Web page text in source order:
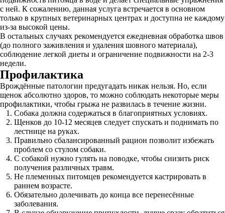
с ней. К сожалению, данная услуга встречается в основном
только в крупных ветеринарных центрах и доступна не каждому
из-за высокой цены.
В остальных случаях рекомендуется ежедневная обработка швов
(до полного заживления и удаления шовного материала),
соблюдение легкой диеты и ограничение подвижности на 2-3
недели.
Профилактика
Врождённые патологии предугадать никак нельзя. Но, если
щенок абсолютно здоров, то можно соблюдать некоторые меры
профилактики, чтобы грыжа не развилась в течение жизни.
Собака должна содержаться в благоприятных условиях.
Щенков до 10-12 месяцев следует спускать и поднимать по
лестнице на руках.
Правильно сбалансированный рацион позволит избежать
проблем со стулом собаки.
С собакой нужно гулять на поводке, чтобы снизить риск
получения различных травм.
Не племенных питомцев рекомендуется кастрировать в
раннем возрасте.
Обязательно долечивать до конца все перенесённые
заболевания.